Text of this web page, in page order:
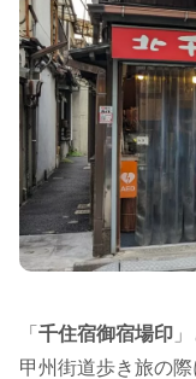
「 千住宿御宿場印
甲州街道歩き旅の